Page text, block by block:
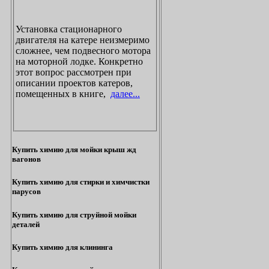
Установка стационарного
двигателя на катере неизмеримо
сложнее, чем подвесного мотора
на моторной лодке. Конкретно
этот вопрос рассмотрен при
описании проектов катеров,
помещенных в книге, далее...
Купить химию для мойки крыш жд
вагонов
Купить химию для стирки и химчистки
парусов
Купить химию для струйной мойки
деталей
Купить химию для клининга